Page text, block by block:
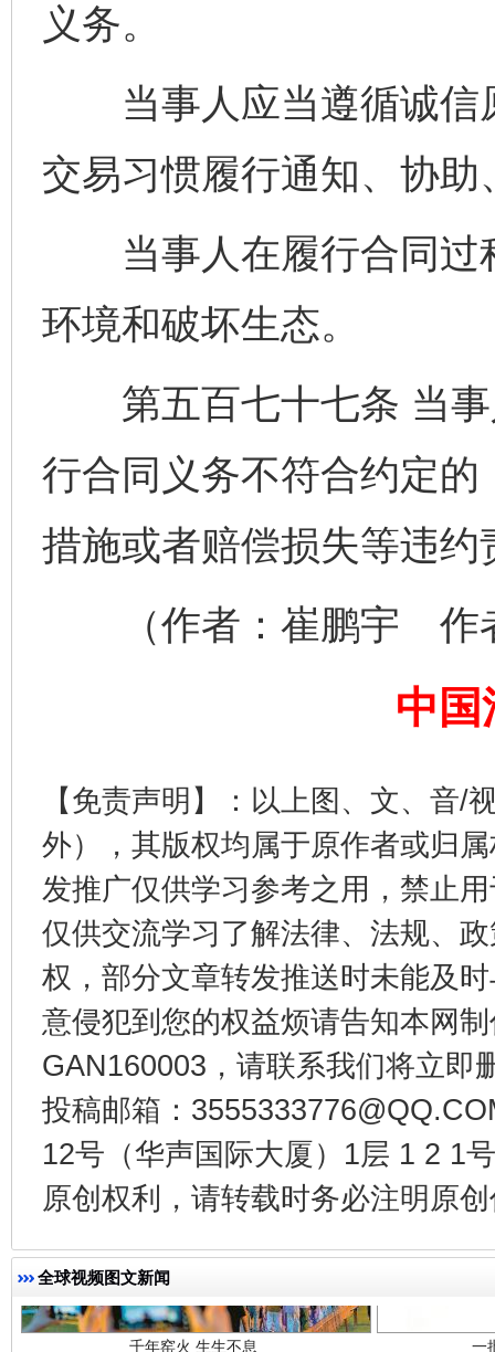
义务。
当事人应当遵循诚信
交易习惯履行通知、协助
当事人在履行合同过
环境和破坏生态。
第五百七十七条 当事
行合同义务不符合约定
措施或者赔偿损失等违约
（作者：崔鹏宇 作者
中国
【免责声明】：以上图、文、音/
外），其版权均属于原作者或归
发推广仅供学习参考之用，禁止
仅供交流学习了解法律、法规、
权，部分文章转发推送时未能及
意侵犯到您的权益烦请告知本网
GAN160003，请联系我们将立即
投稿邮箱：
12号（华声国际大厦）1层 1 2 1
原创权利，请转载时务必注明原
全球视频图文新闻
完善运行机制助力责任有效落实 一纸欠
东山县通报“牛蛙产品抗生素超标问题” 法
千年窑火 生生不息 一